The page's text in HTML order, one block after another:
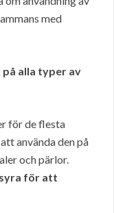
med
alla typer av
för de flesta
använda den på
och pärlor.
för att